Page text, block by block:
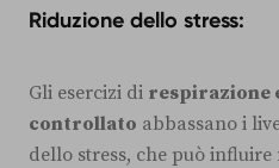
Riduzione dello stress:
Gli esercizi di respirazione
controllato abbassano i
dello stress, che può influire